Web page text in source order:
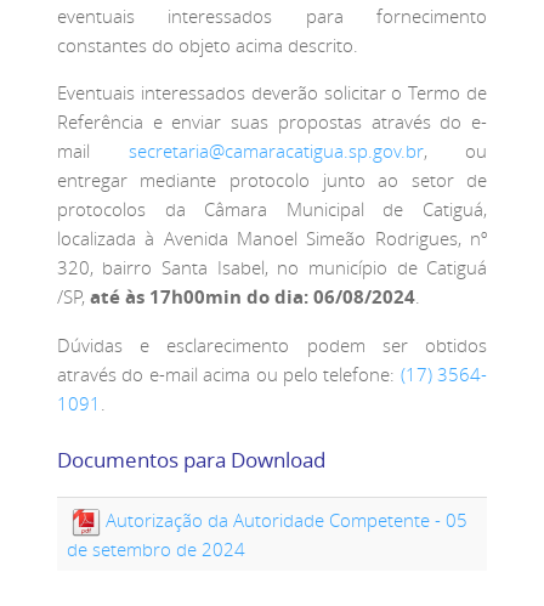
eventuais interessados para fornecimento
constantes do objeto acima descrito.
Eventuais interessados deverão solicitar o Termo de
Referência e enviar suas propostas através do e-
mail secretaria@camaracatigua.sp.gov.br, ou
entregar mediante protocolo junto ao setor de
protocolos da Câmara Municipal de Catiguá,
localizada à Avenida Manoel Simeão Rodrigues, nº
320, bairro Santa Isabel, no município de Catiguá
/SP, até às 17h00min do dia: 06/08/2024.
Dúvidas e esclarecimento podem ser obtidos
através do e-mail acima ou pelo telefone: (17) 3564-
1091
Documentos para Download
Autorização da Autoridade Competente - 05
de setembro de 2024